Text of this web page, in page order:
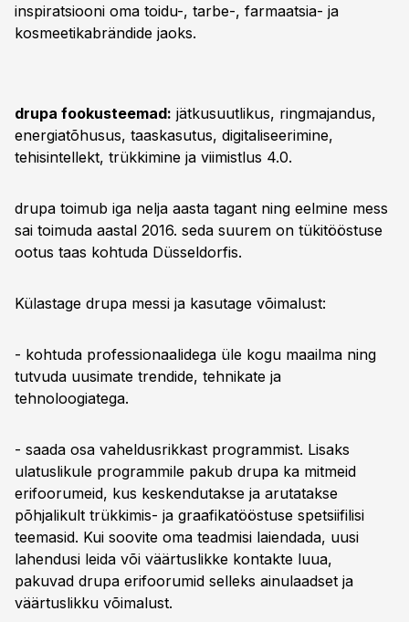
inspiratsiooni oma toidu-, tarbe-, farmaatsia- ja
kosmeetikabrändide jaoks.
drupa fookusteemad: jätkusuutlikus, ringmajandus,
energiatõhusus, taaskasutus, digitaliseerimine,
tehisintellekt, trükkimine ja viimistlus 4.0.
drupa toimub iga nelja aasta tagant ning eelmine mess
sai toimuda aastal 2016. seda suurem on tükitööstuse
ootus taas kohtuda Düsseldorfis.
Külastage drupa messi ja kasutage võimalust:
- kohtuda professionaalidega üle kogu maailma ning
tutvuda uusimate trendide, tehnikate ja
tehnoloogiatega.
- saada osa vaheldusrikkast programmist. Lisaks
ulatuslikule programmile pakub drupa ka mitmeid
erifoorumeid, kus keskendutakse ja arutatakse
põhjalikult trükkimis- ja graafikatööstuse spetsiifilisi
teemasid. Kui soovite oma teadmisi laiendada, uusi
lahendusi leida või väärtuslikke kontakte luua,
pakuvad drupa erifoorumid selleks ainulaadset ja
väärtuslikku võimalust.